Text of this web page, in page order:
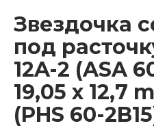
Звездочка
под
12A-2 (ASA
19,05 x 12,7
(PHS 60-